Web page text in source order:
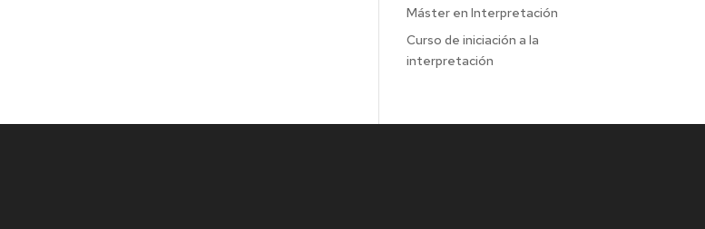
Máster en Interpretación
Curso de iniciación a la
interpretación